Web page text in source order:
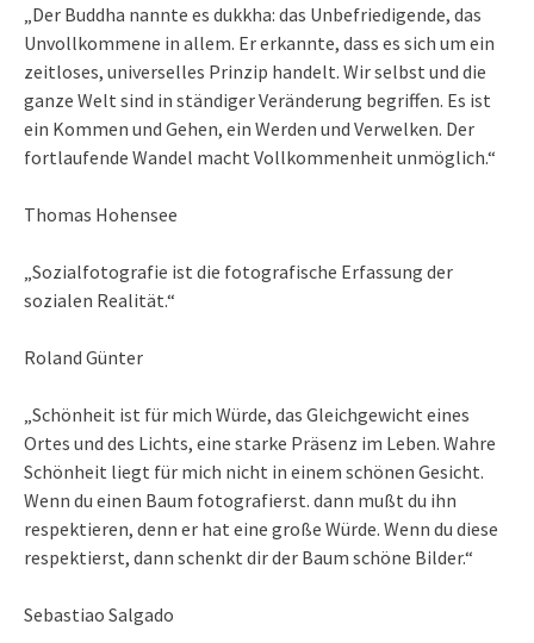
„Der Buddha nannte es dukkha: das Unbefriedigende, das
Unvollkommene in allem. Er erkannte, dass es sich um ein
zeitloses, universelles Prinzip handelt. Wir selbst und die
ganze Welt sind in ständiger Veränderung begriffen. Es ist
ein Kommen und Gehen, ein Werden und Verwelken. Der
fortlaufende Wandel macht Vollkommenheit unmöglich.“
Thomas Hohensee
„Sozialfotografie ist die fotografische Erfassung der
sozialen Realität.“
Roland Günter
„Schönheit ist für mich Würde, das Gleichgewicht eines
Ortes und des Lichts, eine starke Präsenz im Leben. Wahre
Schönheit liegt für mich nicht in einem schönen Gesicht.
Wenn du einen Baum fotografierst. dann mußt du ihn
respektieren, denn er hat eine große Würde. Wenn du diese
respektierst, dann schenkt dir der Baum schöne Bilder.“
Sebastiao Salgado